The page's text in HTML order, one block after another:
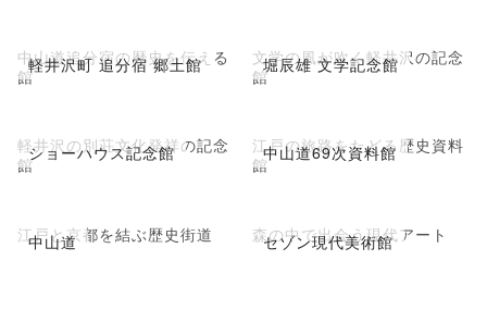
軽井沢町 追分宿 郷土館
中山道追分宿の歴史を伝える
館
堀辰雄 文学記念館
文学の風が吹く軽井沢の記念
館
ショーハウス記念館
軽井沢の別荘文化発祥の記念
館
中山道69次資料館
江戸の旅路をたどる歴史資料
館
中山道
江戸と京都を結ぶ歴史街道 セゾン現代美術館
森の中で出会う現代アート